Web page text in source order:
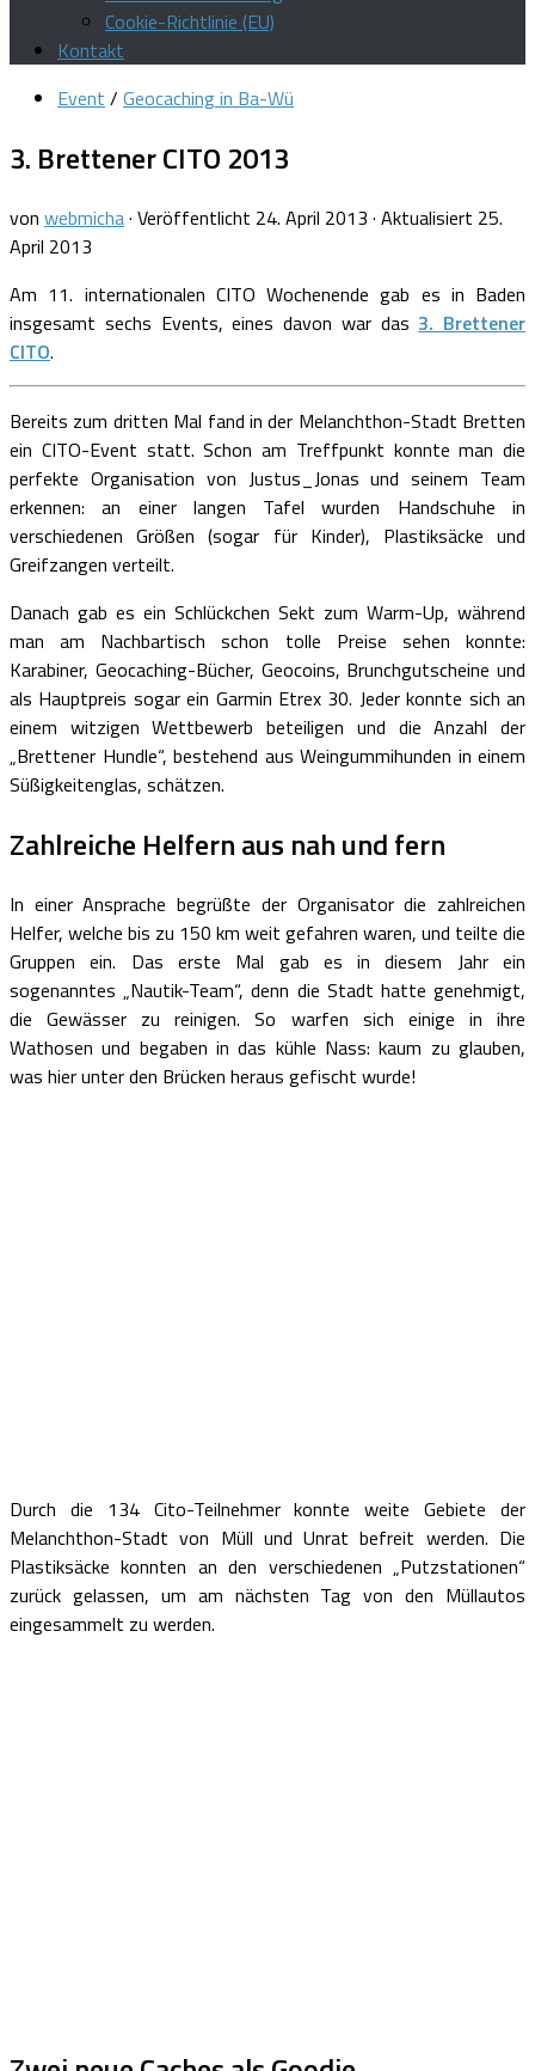
Cookie-Richtlinie (EU)
Kontakt
Event / Geocaching in Ba-Wü
3. Brettener CITO 2013
von webmicha· Veröffentlicht 24. April 2013 · Aktualisiert 25.
April 2013
Am 11. internationalen CITO Wochenende gab es in Baden
insgesamt sechs Events, eines davon war das 3. Brettener
CITO.
Bereits zum dritten Mal fand in der Melanchthon-Stadt Bretten
ein CITO-Event statt. Schon am Treffpunkt konnte man die
perfekte Organisation von Justus_Jonas und seinem Team
erkennen: an einer langen Tafel wurden Handschuhe in
verschiedenen Größen (sogar für Kinder), Plastiksäcke und
Greifzangen verteilt.
Danach gab es ein Schlückchen Sekt zum Warm-Up, während
man am Nachbartisch schon tolle Preise sehen konnte:
Karabiner, Geocaching-Bücher, Geocoins, Brunchgutscheine und
als Hauptpreis sogar ein Garmin Etrex 30. Jeder konnte sich an
einem witzigen Wettbewerb beteiligen und die Anzahl der
„Brettener Hundle“, bestehend aus Weingummihunden in einem
Süßigkeitenglas, schätzen.
Zahlreiche Helfern aus nah und fern
In einer Ansprache begrüßte der Organisator die zahlreichen
Helfer, welche bis zu 150 km weit gefahren waren, und teilte die
Gruppen ein. Das erste Mal gab es in diesem Jahr ein
sogenanntes „Nautik-Team“, denn die Stadt hatte genehmigt,
die Gewässer zu reinigen. So warfen sich einige in ihre
Wathosen und begaben in das kühle Nass: kaum zu glauben,
was hier unter den Brücken heraus gefischt wurde!
Durch die 134 Cito-Teilnehmer konnte weite Gebiete der
Melanchthon-Stadt von Müll und Unrat befreit werden. Die
Plastiksäcke konnten an den verschiedenen „Putzstationen“
zurück gelassen, um am nächsten Tag von den Müllautos
eingesammelt zu werden.